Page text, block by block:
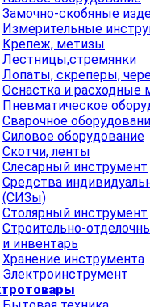
Замочно-скобяные
Измерительные
Крепеж, метизы
Лестницы,стремянки
Лопаты, скреперы,
Оснастка и расходные
Пневматическое
Сварочное
Силовое оборудование
Скотчи, ленты
Слесарный инструмент
Средства
(СИЗы)
Столярный инструмент
Строительно-
и инвентарь
Хранение инструмента
Электроинструмент